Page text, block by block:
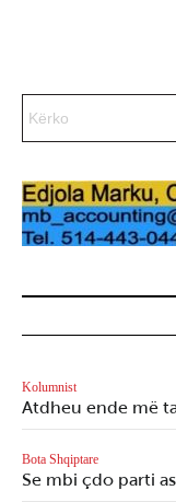
Kolumnist
Atdheu ende më
Bota Shqiptare
Se mbi çdo parti